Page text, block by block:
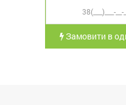
Замовити в